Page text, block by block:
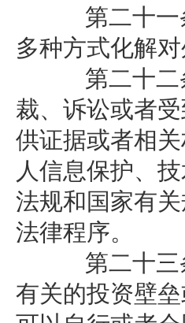
第二十一
多种方式化解
第二十二
裁、诉讼或者
供证据或者相
人信息保护、
法规和国家有
法律程序。
第二十三
有关的投资壁